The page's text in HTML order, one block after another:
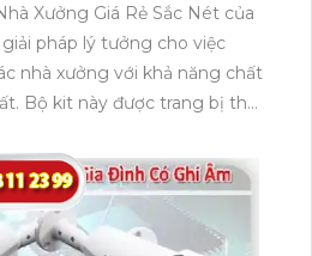
Xưởng Giá Rẻ Sắc Nét của
pháp lý tưởng cho việc
nhà xưởng với khả năng chất
thu